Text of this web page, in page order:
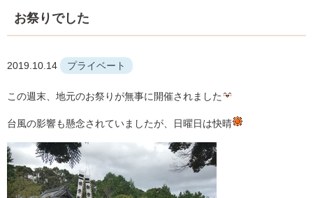
お祭りでした
2019.10.14 プライベート
この週末、地元のお祭りが無事に開催されました
台風の影響も懸念されていましたが、日曜日は快晴